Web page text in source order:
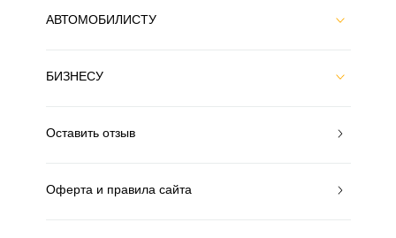
АВТОМОБИЛИСТУ
БИЗНЕСУ
Оставить отзыв
Оферта и правила сайта